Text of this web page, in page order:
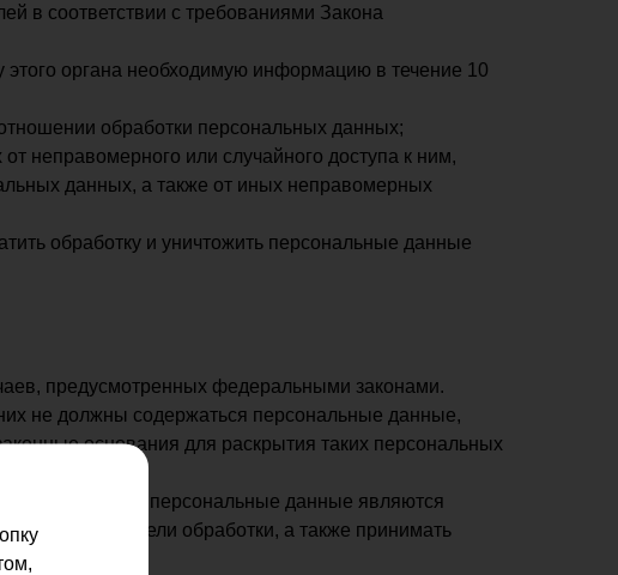
в соответствии с требованиями Закона
органа необходимую информацию в течение 10
обработки персональных данных;
неправомерного или случайного доступа к ним,
данных, а также от иных неправомерных
обработку и уничтожить персональные данные
предусмотренных федеральными законами.
не должны содержаться персональные данные,
основания для раскрытия таких персональных
в случае, если персональные данные являются
цели обработки, а также принимать